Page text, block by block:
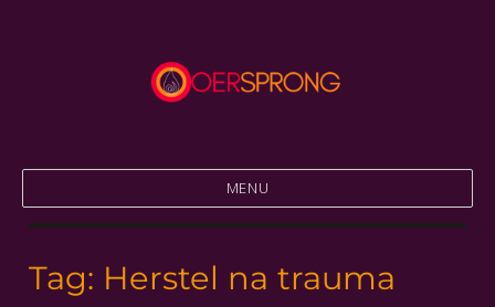
MENU
Tag: Herstel na trauma